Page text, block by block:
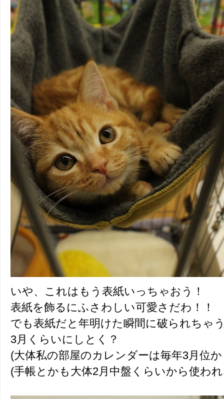
いや、これはもう表紙いっちゃおう！
表紙を飾るにふさわしい可愛さだわ！！
でも表紙だと年明けた瞬間に破られちゃ
3月くらいにしとく？
(大体私の部屋のカレンダーは毎年3月位
(手帳とかも大体2月中盤くらいから使わ